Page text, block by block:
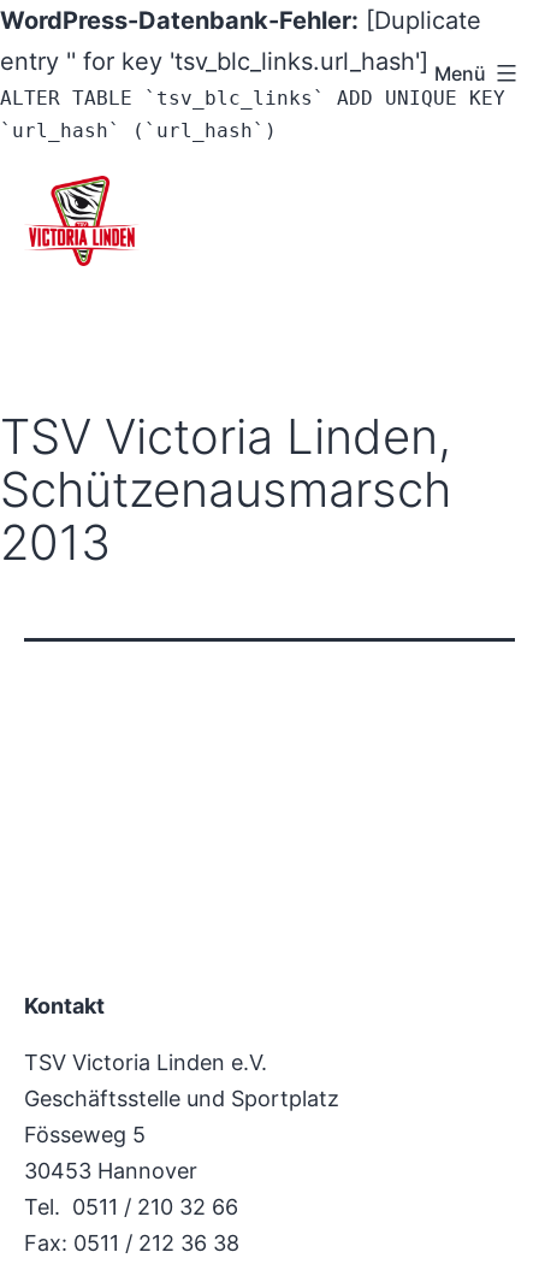
WordPress-Datenbank-Fehler: [Duplicate
entry '' for key 'tsv_blc_links.url_hash']
ALTER TABLE `tsv_blc_links` ADD UNIQUE KEY
`url_hash` (`url_hash`)
Inhalt
springen
-
Hannover
Menü
TSV Victoria Linden,
Schützenausmarsch
2013
Kontakt
TSV Victoria Linden e.V.
Geschäftsstelle und Sportplatz
Fösseweg 5
30453 Hannover
Tel. 0511 / 210 32 66
Fax: 0511 / 212 36 38